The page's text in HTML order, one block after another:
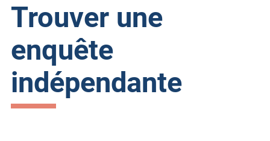
Trouver une
enquête
indépendante